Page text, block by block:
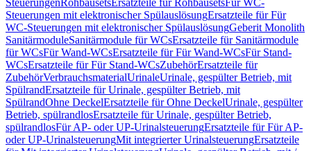
SteuerungenRohbausetsErsatzteile für RohbausetsFür WC-
Steuerungen mit elektronischer SpülauslösungErsatzteile für Für
WC-Steuerungen mit elektronischer SpülauslösungGeberit Monolith
SanitärmoduleSanitärmodule für WCsErsatzteile für Sanitärmodule
für WCsFür Wand-WCsErsatzteile für Für Wand-WCsFür Stand-
WCsErsatzteile für Für Stand-WCsZubehörErsatzteile für
ZubehörVerbrauchsmaterialUrinaleUrinale, gespülter Betrieb, mit
SpülrandErsatzteile für Urinale, gespülter Betrieb, mit
SpülrandOhne DeckelErsatzteile für Ohne DeckelUrinale, gespülter
Betrieb, spülrandlosErsatzteile für Urinale, gespülter Betrieb,
spülrandlosFür AP- oder UP-UrinalsteuerungErsatzteile für Für AP-
oder UP-UrinalsteuerungMit integrierter UrinalsteuerungErsatzteile